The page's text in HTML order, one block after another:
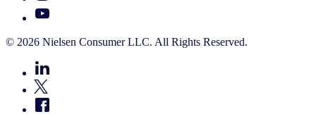
© 2026 Nielsen Consumer LLC. All Rights Reserved.